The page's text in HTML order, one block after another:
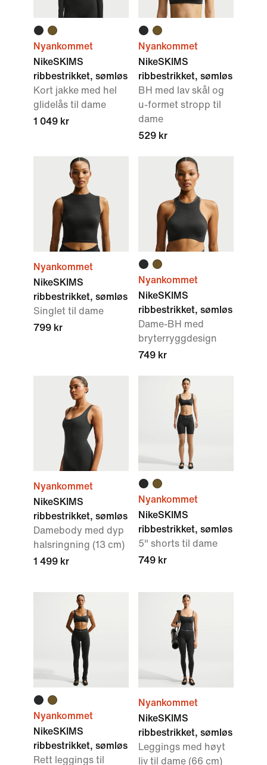
Nyankommet
NikeSKIMS
ribbestrikket, sømløs
Kort jakke med hel
glidelås til dame
1 049 kr
Nyankommet
NikeSKIMS
ribbestrikket, sømløs
BH med lav skål og
u-formet stropp til
dame
529 kr
Nyankommet
NikeSKIMS
ribbestrikket, sømløs
Singlet til dame
799 kr
Nyankommet
NikeSKIMS
ribbestrikket, sømløs
Dame-BH med
bryterryggdesign
749 kr
Nyankommet
NikeSKIMS
ribbestrikket, sømløs
Damebody med dyp
halsringning (13 cm)
1 499 kr
Nyankommet
NikeSKIMS
ribbestrikket, sømløs
5" shorts til dame
749 kr
Nyankommet
NikeSKIMS
ribbestrikket, sømløs
Rett leggings til
Nyankommet
NikeSKIMS
ribbestrikket, sømløs
Leggings med høyt
liv til dame (66 cm)